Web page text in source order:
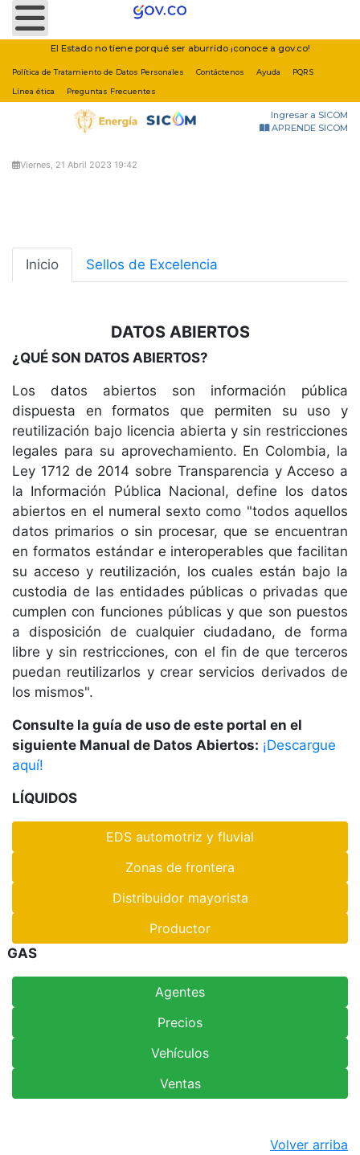
Nota:
este
web
incluye
un
accesibilidad.
El Estado no tiene porqué ser aburrido ¡conoce a gov.co!
Política de Tratamiento de Datos Personales Contáctenos Ayuda PQRS
Línea ética Preguntas Frecuentes
Ingresar a SICOM
APRENDE SICOM
Viernes, 21 Abril 2023 19:42
Inicio Sellos de Excelencia
DATOS ABIERTOS
¿QUÉ SON DATOS ABIERTOS?
Los datos abiertos son información pública
dispuesta en formatos que permiten su uso y
reutilización bajo licencia abierta y sin restricciones
legales para su aprovechamiento. En Colombia, la
Ley 1712 de 2014 sobre Transparencia y Acceso a
la Información Pública Nacional, define los datos
abiertos en el numeral sexto como "todos aquellos
datos primarios o sin procesar, que se encuentran
en formatos estándar e interoperables que facilitan
su acceso y reutilización, los cuales están bajo la
custodia de las entidades públicas o privadas que
cumplen con funciones públicas y que son puestos
a disposición de cualquier ciudadano, de forma
libre y sin restricciones, con el fin de que terceros
puedan reutilizarlos y crear servicios derivados de
los mismos".
Consulte la guía de uso de este portal en el
siguiente Manual de Datos Abiertos: ¡Descargue
aquí!
LÍQUIDOS
EDS automotriz y fluvial
Zonas de frontera
Distribuidor mayorista
Productor
GAS
Agentes
Precios
Vehículos
Ventas
Volver arriba